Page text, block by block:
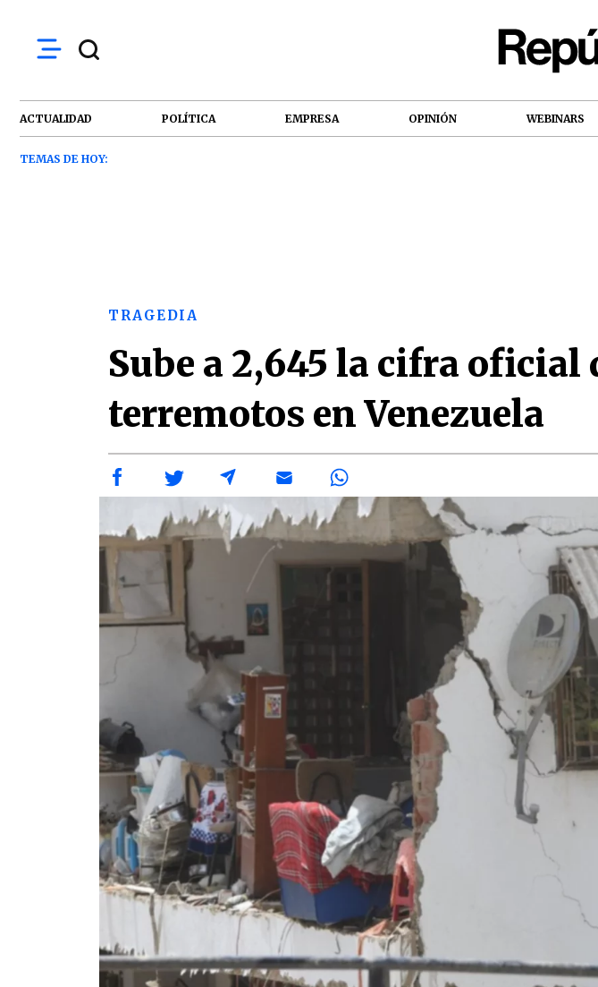
ACTUALIDAD POLÍTICA EMPRESA OPINIÓN WEBINARS
TEMAS DE HOY:
TRAGEDIA
Sube a 2,645 la cifra
terremotos en Venezuela